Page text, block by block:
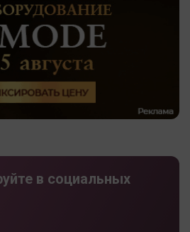
в социальных